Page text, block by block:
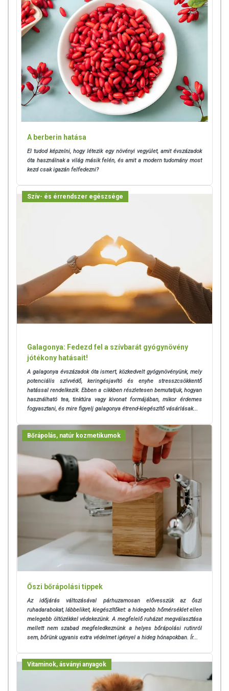
Az étrend-kiegészítők az érvényben levő európai uniós szabályozás
szerint élelmiszereknek minősülnek, amelyek a hagyományos étrend
kiegészítését szolgálják, és koncentrált formában tartalmaznak
tápanyagokat. Bár az étrend-kiegészítők kedvező élettani
hatással rendelkezhetnek, amely egyénenként eltérő lehet, jelölésük,
megjelenítésük, és reklámozásuk során nem engedélyezett a
készítményeknek betegséget megelőző vagy gyógyító
hatást tulajdonítani.
A berberin hatása
El tudod képzelni, hogy létezik egy növényi vegyület, amit évszázadok
óta használnak a világ másik felén, és amit a modern tudomány most
kezd csak igazán felfedezni?
Szív- és érrendszer egészsége
Galagonya: Fedezd fel a szívbarát gyógynövény
jótékony hatásait!
A galagonya évszázadok óta ismert, közkedvelt gyógynövényünk, mely
potenciális szívvédő, keringésjavító és enyhe stresszcsökkentő
hatással rendelkezik.Ebben a cikkben részletesen bemutatjuk, hogyan
használható tea, tinktúra vagy kivonat formájában, mikor érdemes
fogyasztani, és mire figyelj galagonya étrend-kiegészítő vásárlásak...
Bőrápolás, natúr kozmetikumok
Őszi bőrápolási tippek
Az időjárás változásával párhuzamosan elővesszük az őszi
ruhadarabokat, lábbeliket, kiegészítőket: a hidegebb hőmérséklet ellen
melegebb öltözékkel védekezünk. A megfelelő ruházat megválasztása
mellett nem szabad megfeledkeznünk a helyes bőrápolási rutinról
sem, bőrünk ugyanis extra védelmet igényel a hideg hónapokban. Ír...
Vitaminok, ásványi anyagok